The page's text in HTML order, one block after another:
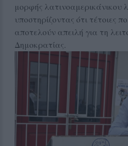
μορφής λατινοαμερικάνικου
υποστηρίζοντας ότι τέτοιες
αποτελούν απειλή για τη
Δημοκρατίας.